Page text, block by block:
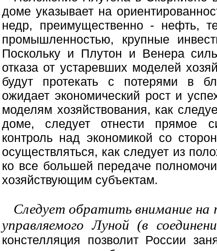
доме указывает на
недр, преимущественно - нефть,
промышленностью, крупные
Поскольку и Плутон и Венера
отказа от устаревших моделей
будут протекать с потерями в
ожидает экономический рост и
моделям хозяйствования, как
доме, следует отнести прямое
контроль над экономикой со
осуществляться, как следует из
ко все большей передаче
хозяйствующим субъектам.
Следует обратить внимание
управляемого Луной (в
констелляция позволит России